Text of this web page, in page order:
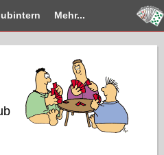
Mehr...